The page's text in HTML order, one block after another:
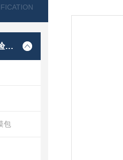
PALL颇尔美国代理实验室过滤产品
包